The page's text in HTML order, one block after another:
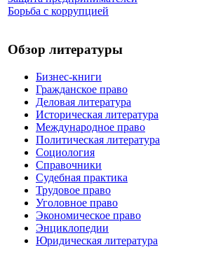
Борьба с коррупцией
Обзор литературы
Бизнес-книги
Гражданское право
Деловая литература
Историческая литература
Международное право
Политическая литература
Социология
Справочники
Судебная практика
Трудовое право
Уголовное право
Экономическое право
Энциклопедии
Юридическая литература